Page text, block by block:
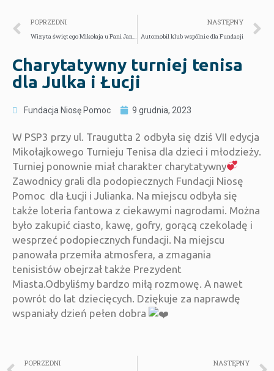
POPRZEDNI NASTĘPNY
Automobil klub wspólnie dla Fundacji
Charytatywny turniej tenisa
dla Julka i Łucji
Fundacja Niosę Pomoc 9 grudnia, 2023
W PSP3 przy ul. Traugutta 2 odbyła się dziś VII edycja
Mikołajkowego Turnieju Tenisa dla dzieci i młodzieży.
Turniej ponownie miał charakter charytatywny
Zawodnicy grali dla podopiecznych Fundacji Niosę
Pomoc dla Łucji i Julianka. Na miejscu odbyła się
także loteria fantowa z ciekawymi nagrodami. Można
było zakupić ciasto, kawę, gofry, gorącą czekoladę i
wesprzeć podopiecznych fundacji. Na miejscu
panowała przemiła atmosfera, a zmagania
tenisistów obejrzał także Prezydent
Miasta.Odbyliśmy bardzo miłą rozmowę. A nawet
powrót do lat dziecięcych. Dziękuje za naprawdę
wspaniały dzień pełen dobra
POPRZEDNI NASTĘPNY